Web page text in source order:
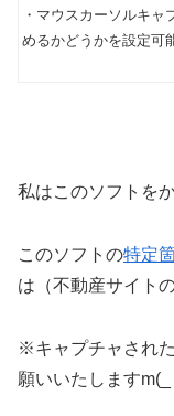
・マウスカーソルキ
めるかどうかを設定可
私はこのソフトを
このソフトの特定
は（不動産サイト
※キャプチャされ
願いいたしますm(_